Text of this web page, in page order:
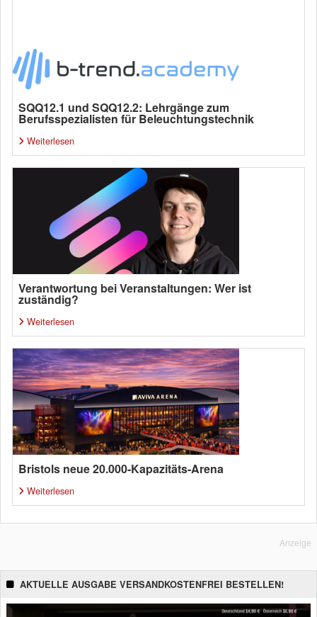
SQQ12.1 und SQQ12.2: Lehrgänge zum
Berufsspezialisten für Beleuchtungstechnik
Weiterlesen
Verantwortung bei Veranstaltungen: Wer ist
zuständig?
Weiterlesen
Bristols neue 20.000-Kapazitäts-Arena
Weiterlesen
Anzeige
AKTUELLE AUSGABE VERSANDKOSTENFREI BESTELLEN!